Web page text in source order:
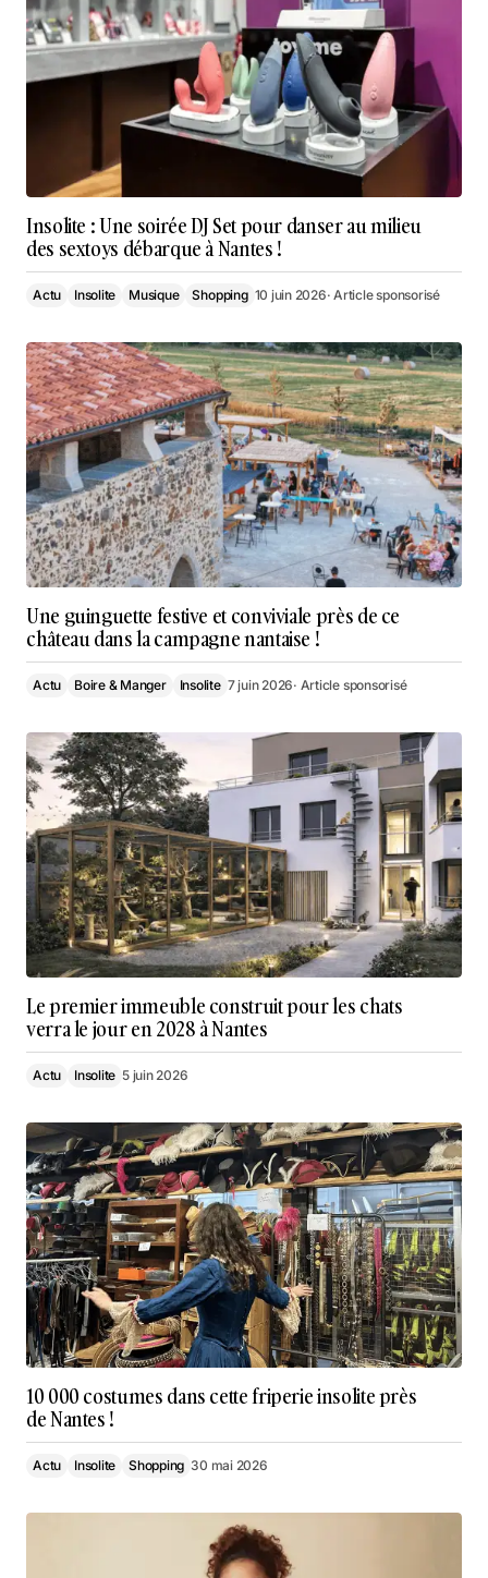
Insolite : Une soirée DJ Set pour danser au milieu
des sextoys débarque à Nantes !
Actu Insolite Musique Shopping 10 juin 2026· Article sponsorisé
Une guinguette festive et conviviale près de ce
château dans la campagne nantaise !
Actu Boire & Manger Insolite 7 juin 2026· Article sponsorisé
Le premier immeuble construit pour les chats
verra le jour en 2028 à Nantes
Actu Insolite 5 juin 2026
10 000 costumes dans cette friperie insolite près
de Nantes !
Actu Insolite Shopping 30 mai 2026